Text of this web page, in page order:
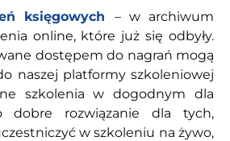
księgowych
– w archiwum
online, które już się odbyły.
dostępem do nagrań mogą
naszej platformy szkoleniowej
szkolenia w dogodnym dla
dobre rozwiązanie dla tych,
w szkoleniu na żywo,